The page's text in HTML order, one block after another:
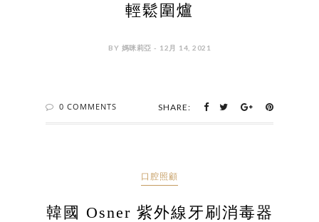
輕鬆圍爐
BY 媽咪莉亞 - 12月 14, 2021
0 COMMENTS SHARE:
口腔照顧
韓國 Osner 紫外線牙刷消毒器